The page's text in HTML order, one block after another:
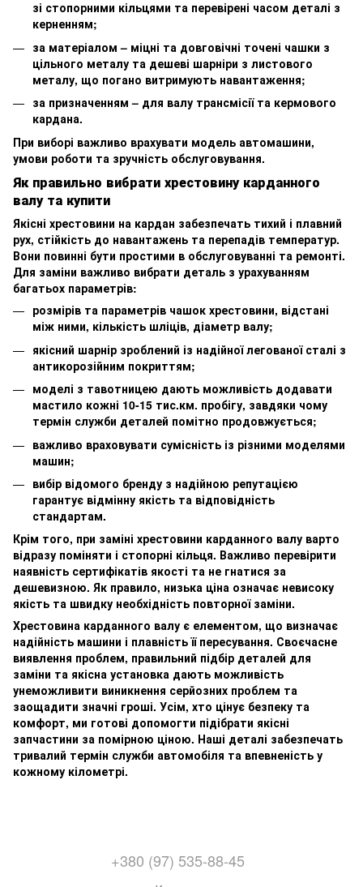
зі стопорними кільцями та перевірені часом деталі з
керненням;
за матеріалом – міцні та довговічні точені чашки з
цільного металу та дешеві шарніри з листового
металу, що погано витримують навантаження;
за призначенням – для валу трансмісії та кермового
кардана.
При виборі важливо врахувати модель автомашини,
умови роботи та зручність обслуговування.
Як правильно вибрати хрестовину карданного
валу та купити
Якісні хрестовини на кардан забезпечать тихий і плавний
рух, стійкість до навантажень та перепадів температур.
Вони повинні бути простими в обслуговуванні та ремонті.
Для заміни важливо вибрати деталь з урахуванням
багатьох параметрів:
розмірів та параметрів чашок хрестовини, відстані
між ними, кількість шліців, діаметр валу;
якісний шарнір зроблений із надійної легованої сталі з
антикорозійним покриттям;
моделі з тавотницею дають можливість додавати
мастило кожні 10-15 тис.км. пробігу, завдяки чому
термін служби деталей помітно продовжується;
важливо враховувати сумісність із різними моделями
машин;
вибір відомого бренду з надійною репутацією
гарантує відмінну якість та відповідність
стандартам.
Крім того, при заміні хрестовини карданного валу варто
відразу поміняти і стопорні кільця. Важливо перевірити
наявність сертифікатів якості та не гнатися за
дешевизною. Як правило, низька ціна означає невисоку
якість та швидку необхідність повторної заміни.
Хрестовина карданного валу є елементом, що визначає
надійність машини і плавність її пересування. Своєчасне
виявлення проблем, правильний підбір деталей для
заміни та якісна установка дають можливість
унеможливити виникнення серйозних проблем та
заощадити значні гроші. Усім, хто цінує безпеку та
комфорт, ми готові допомогти підібрати якісні
запчастини за помірною ціною. Наші деталі забезпечать
тривалий термін служби автомобіля та впевненість у
кожному кілометрі.
+380 (97) 535-88-45